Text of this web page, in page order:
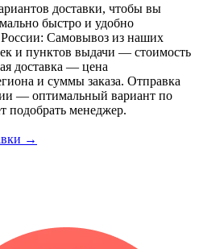
доставки, чтобы вы
быстро и удобно
Самовывоз из наших
и пунктов выдачи — стоимость
доставка — цена
и суммы заказа. Отправка
— оптимальный вариант по
подобрать менеджер.
→